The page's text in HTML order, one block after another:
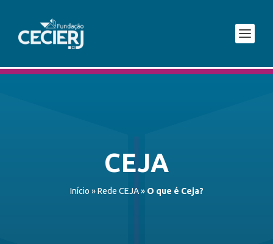
CEJA
Início »Rede CEJA» O que é Ceja?